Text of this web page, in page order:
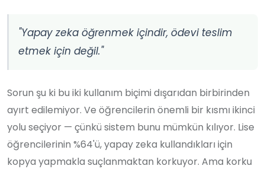
"Yapay zeka öğrenmek içindir, ödevi teslim
etmek için değil."
Sorun şu ki bu iki kullanım biçimi dışarıdan birbirinden
ayırt edilemiyor. Ve öğrencilerin önemli bir kısmı ikinci
yolu seçiyor — çünkü sistem bunu mümkün kılıyor. Lise
öğrencilerinin %64'ü, yapay zeka kullandıkları için
kopya yapmakla suçlanmaktan korkuyor. Ama korku